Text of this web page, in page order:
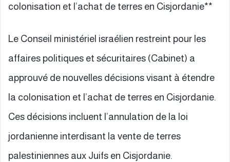
colonisation et l’achat de terres en Cisjordanie**
Le Conseil ministériel israélien restreint pour les
affaires politiques et sécuritaires (Cabinet) a
approuvé de nouvelles décisions visant à étendre
la colonisation et l’achat de terres en Cisjordanie.
Ces décisions incluent l’annulation de la loi
jordanienne interdisant la vente de terres
palestiniennes aux Juifs en Cisjordanie.